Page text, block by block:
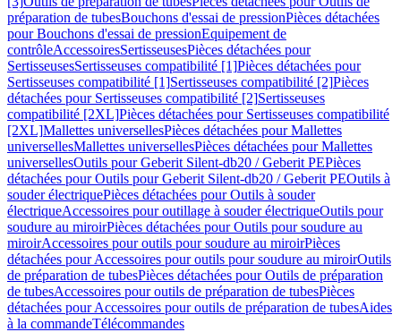
préparation de tubesBouchons d'essai de pressionPièces détachées
pour Bouchons d'essai de pressionEquipement de
contrôleAccessoiresSertisseusesPièces détachées pour
SertisseusesSertisseuses compatibilité [1]Pièces détachées pour
Sertisseuses compatibilité [1]Sertisseuses compatibilité [2]Pièces
détachées pour Sertisseuses compatibilité [2]Sertisseuses
compatibilité [2XL]Pièces détachées pour Sertisseuses compatibilité
[2XL]Mallettes universellesPièces détachées pour Mallettes
universellesMallettes universellesPièces détachées pour Mallettes
universellesOutils pour Geberit Silent-db20 / Geberit PEPièces
détachées pour Outils pour Geberit Silent-db20 / Geberit PEOutils à
souder électriquePièces détachées pour Outils à souder
électriqueAccessoires pour outillage à souder électriqueOutils pour
soudure au miroirPièces détachées pour Outils pour soudure au
miroirAccessoires pour outils pour soudure au miroirPièces
détachées pour Accessoires pour outils pour soudure au miroirOutils
de préparation de tubesPièces détachées pour Outils de préparation
de tubesAccessoires pour outils de préparation de tubesPièces
détachées pour Accessoires pour outils de préparation de tubesAides
à la commandeTélécommandes